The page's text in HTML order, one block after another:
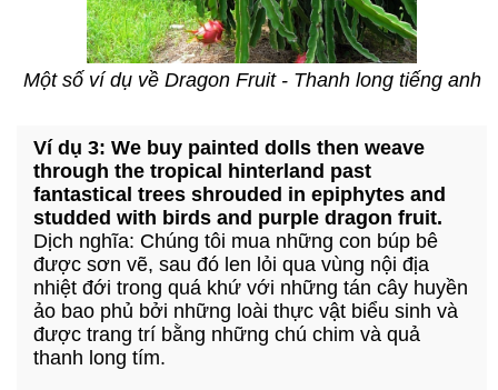
Một số ví dụ về Dragon Fruit - Thanh long tiếng anh
Ví dụ 3: We buy painted dolls then weave
through the tropical hinterland past
fantastical trees shrouded in epiphytes and
studded with birds and purple dragon fruit.
Dịch nghĩa: Chúng tôi mua những con búp bê
được sơn vẽ, sau đó len lỏi qua vùng nội địa
nhiệt đới trong quá khứ với những tán cây huyền
ảo bao phủ bởi những loài thực vật biểu sinh và
được trang trí bằng những chú chim và quả
thanh long tím.